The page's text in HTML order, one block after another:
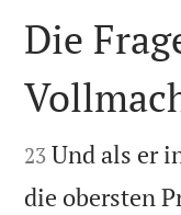

Die

23 Und als er
die obersten